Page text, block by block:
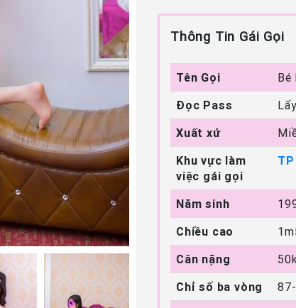
Thông Tin Gái Gọi
Tên Gọi
Bé
Đọc Pass
Xuất xứ
Khu vực làm
việc gái gọi
Năm sinh
Chiều cao
Cân nặng
Chỉ số ba vòng